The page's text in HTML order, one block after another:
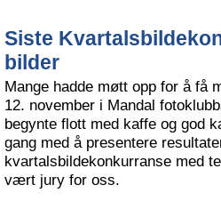
Siste
bilder
Mange hadde møtt opp for å få
12. november i Mandal
begynte flott med kaffe og god
gang med å presentere
kvartalsbildekonkurranse med
vært jury for oss.